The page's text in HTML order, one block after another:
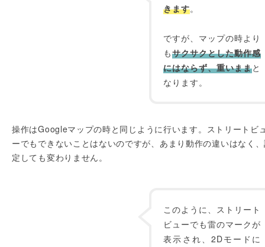
きます。
ですが、マップの時より
もサクサクとした動作感
にはならず、重いままと
なります。
操作はGoogleマップの時と同じように行います。ストリートビ
ーでもできないことはないのですが、あまり動作の違いはなく
定しても変わりません。
このように、ストリート
ビューでも雷のマークが
表示され、2Dモードに